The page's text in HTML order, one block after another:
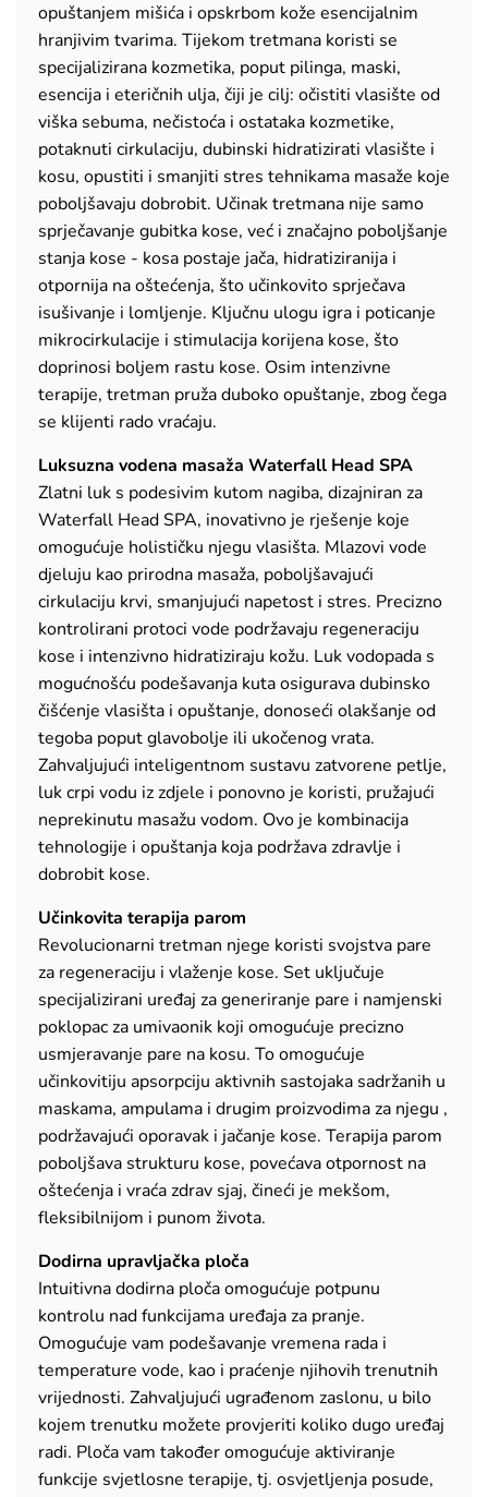
opuštanjem mišića i opskrbom kože esencijalnim
hranjivim tvarima. Tijekom tretmana koristi se
specijalizirana kozmetika, poput pilinga, maski,
esencija i eteričnih ulja, čiji je cilj: očistiti vlasište od
viška sebuma, nečistoća i ostataka kozmetike,
potaknuti cirkulaciju, dubinski hidratizirati vlasište i
kosu, opustiti i smanjiti stres tehnikama masaže koje
poboljšavaju dobrobit. Učinak tretmana nije samo
sprječavanje gubitka kose, već i značajno poboljšanje
stanja kose - kosa postaje jača, hidratiziranija i
otpornija na oštećenja, što učinkovito sprječava
isušivanje i lomljenje. Ključnu ulogu igra i poticanje
mikrocirkulacije i stimulacija korijena kose, što
doprinosi boljem rastu kose. Osim intenzivne
terapije, tretman pruža duboko opuštanje, zbog čega
se klijenti rado vraćaju.
Luksuzna vodena masaža Waterfall Head SPA
Zlatni luk s podesivim kutom nagiba, dizajniran za
Waterfall Head SPA, inovativno je rješenje koje
omogućuje holističku njegu vlasišta. Mlazovi vode
djeluju kao prirodna masaža, poboljšavajući
cirkulaciju krvi, smanjujući napetost i stres. Precizno
kontrolirani protoci vode podržavaju regeneraciju
kose i intenzivno hidratiziraju kožu. Luk vodopada s
mogućnošću podešavanja kuta osigurava dubinsko
čišćenje vlasišta i opuštanje, donoseći olakšanje od
tegoba poput glavobolje ili ukočenog vrata.
Zahvaljujući inteligentnom sustavu zatvorene petlje,
luk crpi vodu iz zdjele i ponovno je koristi, pružajući
neprekinutu masažu vodom. Ovo je kombinacija
tehnologije i opuštanja koja podržava zdravlje i
dobrobit kose.
Učinkovita terapija parom
Revolucionarni tretman njege koristi svojstva pare
za regeneraciju i vlaženje kose. Set uključuje
specijalizirani uređaj za generiranje pare i namjenski
poklopac za umivaonik koji omogućuje precizno
usmjeravanje pare na kosu. To omogućuje
učinkovitiju apsorpciju aktivnih sastojaka sadržanih u
maskama, ampulama i drugim proizvodima za njegu ,
podržavajući oporavak i jačanje kose. Terapija parom
poboljšava strukturu kose, povećava otpornost na
oštećenja i vraća zdrav sjaj, čineći je mekšom,
fleksibilnijom i punom života.
Dodirna upravljačka ploča
Intuitivna dodirna ploča omogućuje potpunu
kontrolu nad funkcijama uređaja za pranje.
Omogućuje vam podešavanje vremena rada i
temperature vode, kao i praćenje njihovih trenutnih
vrijednosti. Zahvaljujući ugrađenom zaslonu, u bilo
kojem trenutku možete provjeriti koliko dugo uređaj
radi. Ploča vam također omogućuje aktiviranje
funkcije svjetlosne terapije, tj. osvjetljenja posude,